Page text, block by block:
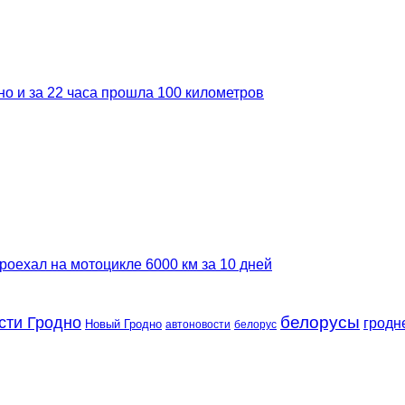
и за 22 часа прошла 100 километров
на мотоцикле 6000 км за 10 дней
Гродно Новый Гродно автоновости белорус белорусы